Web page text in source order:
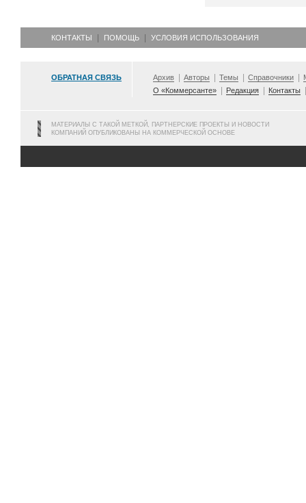
КОНТАКТЫ ПОМОЩЬ УСЛОВИЯ ИСПОЛЬЗОВАНИЯ
ОБРАТНАЯ СВЯЗЬ Архив Авторы Темы Справочники
О «Коммерсанте»
Редакция Контакты
МАТЕРИАЛЫ С ТАКОЙ МЕТКОЙ, ПАРТНЕРСКИЕ ПРОЕКТЫ И НОВОСТИ
КОМПАНИЙ ОПУБЛИКОВАНЫ НА КОММЕРЧЕСКОЙ ОСНОВЕ